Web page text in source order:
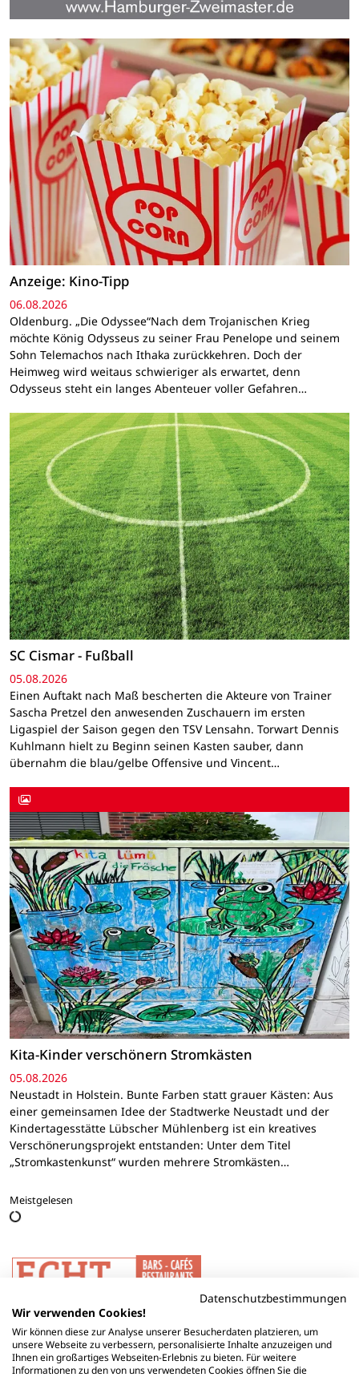
Anzeige: Kino-Tipp
06.08.2026
Oldenburg. „Die Odyssee“Nach dem Trojanischen Krieg
möchte König Odysseus zu seiner Frau Penelope und seinem
Sohn Telemachos nach Ithaka zurückkehren. Doch der
Heimweg wird weitaus schwieriger als erwartet, denn
Odysseus steht ein langes Abenteuer voller Gefahren…
SC Cismar - Fußball
05.08.2026
Einen Auftakt nach Maß bescherten die Akteure von Trainer
Sascha Pretzel den anwesenden Zuschauern im ersten
Ligaspiel der Saison gegen den TSV Lensahn. Torwart Dennis
Kuhlmann hielt zu Beginn seinen Kasten sauber, dann
übernahm die blau/gelbe Offensive und Vincent…
Kita-Kinder verschönern Stromkästen
05.08.2026
Neustadt in Holstein. Bunte Farben statt grauer Kästen: Aus
einer gemeinsamen Idee der Stadtwerke Neustadt und der
Kindertagesstätte Lübscher Mühlenberg ist ein kreatives
Verschönerungsprojekt entstanden: Unter dem Titel
„Stromkastenkunst“ wurden mehrere Stromkästen…
Meistgelesen
Datenschutzbestimmungen
Wir verwenden Cookies!
Wir können diese zur Analyse unserer Besucherdaten platzieren, um
unsere Webseite zu verbessern, personalisierte Inhalte anzuzeigen und
Ihnen ein großartiges Webseiten-Erlebnis zu bieten. Für weitere
Informationen zu den von uns verwendeten Cookies öffnen Sie die